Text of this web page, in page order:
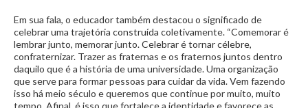
Em sua fala, o educador também destacou o significado de
celebrar uma trajetória construída coletivamente. “Comemorar é
lembrar junto, memorar junto. Celebrar é tornar célebre,
confraternizar. Trazer as fraternas e os fraternos juntos dentro
daquilo que é a história de uma universidade. Uma organização
que serve para formar pessoas para cuidar da vida. Vem fazendo
isso há meio século e queremos que continue por muito, muito
tempo. Afinal, é isso que fortalece a identidade e favorece as